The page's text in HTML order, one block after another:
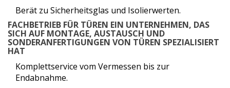
Berät zu Sicherheitsglas und Isolierwerten.
FACHBETRIEB FÜR TÜREN EIN UNTERNEHMEN, DAS
SICH AUF MONTAGE, AUSTAUSCH UND
SONDERANFERTIGUNGEN VON TÜREN SPEZIALISIERT
HAT
Komplettservice vom Vermessen bis zur
Endabnahme.